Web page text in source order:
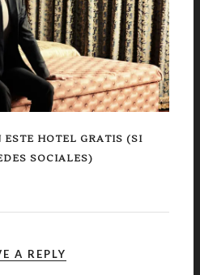
ESTE HOTEL GRATIS (SI
SOCIALES)
A REPLY